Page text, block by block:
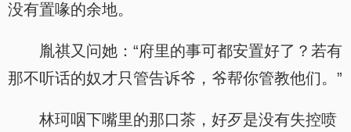
没有置喙的余地。
胤祺又问她：“府里的事可都安置好了？若有
那不听话的奴才只管告诉爷，爷帮你管教他们。”
林珂咽下嘴里的那口茶，好歹是没有失控喷